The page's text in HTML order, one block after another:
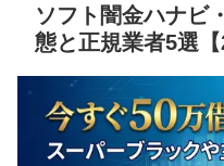
ソフト闇金ハナビ
態と正規業者5選【